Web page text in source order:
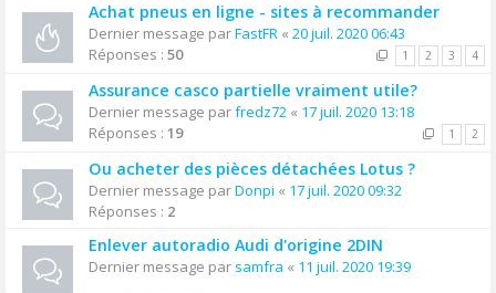
Achat pneus en ligne - sites à recommander
Dernier message parFastFR « 20 juil. 2020 06:43
Réponses : 50 1 2 3 4
Assurance casco partielle vraiment utile?
Dernier message parfredz72 « 17 juil. 2020 13:18
Réponses : 19 1 2
Ou acheter des pièces détachées Lotus ?
Dernier message parDonpi « 17 juil. 2020 09:32
Réponses : 2
Enlever autoradio Audi d'origine 2DIN
Dernier message par samfra « 11 juil. 2020 19:39